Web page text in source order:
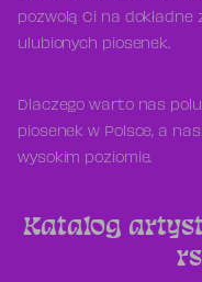
pozwolą Ci na
ulubionych piosenek.
Dlaczego warto nas
piosenek w Polsce, a
wysokim poziomie.
Katalog
rs